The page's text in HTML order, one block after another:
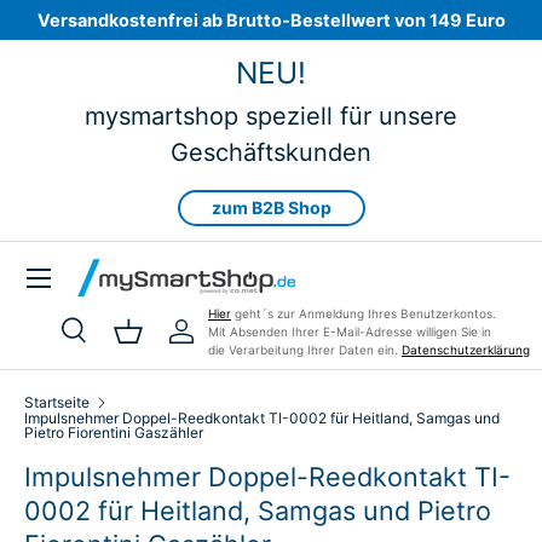
Direkt zum Inhalt
Versandkostenfrei ab Brutto-Bestellwert von 149 Euro
NEU!
mysmartshop speziell für unsere
Geschäftskunden
zum B2B Shop
Suchen
Art
SucheEinkaufskorb
Einloggen
Hier geht´s zur Anmeldung Ihres Benutzerkontos.
Mit Absenden Ihrer E-Mail-Adresse willigen Sie in
die Verarbeitung Ihrer Daten ein. Datenschutzerklärung
Menü
Startseite
Impulsnehmer Doppel-Reedkontakt TI-0002 für Heitland, Samgas und
Pietro Fiorentini Gaszähler
Impulsnehmer Doppel-Reedkontakt TI-
0002 für Heitland, Samgas und Pietro